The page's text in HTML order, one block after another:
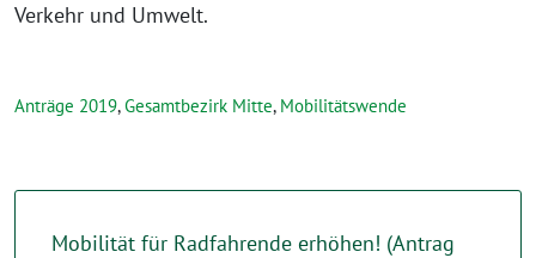
Verkehr und Umwelt.
Anträge 2019,Gesamtbezirk Mitte, Mobilitätswende
Mobilität für Radfahrende erhöhen! (Antrag